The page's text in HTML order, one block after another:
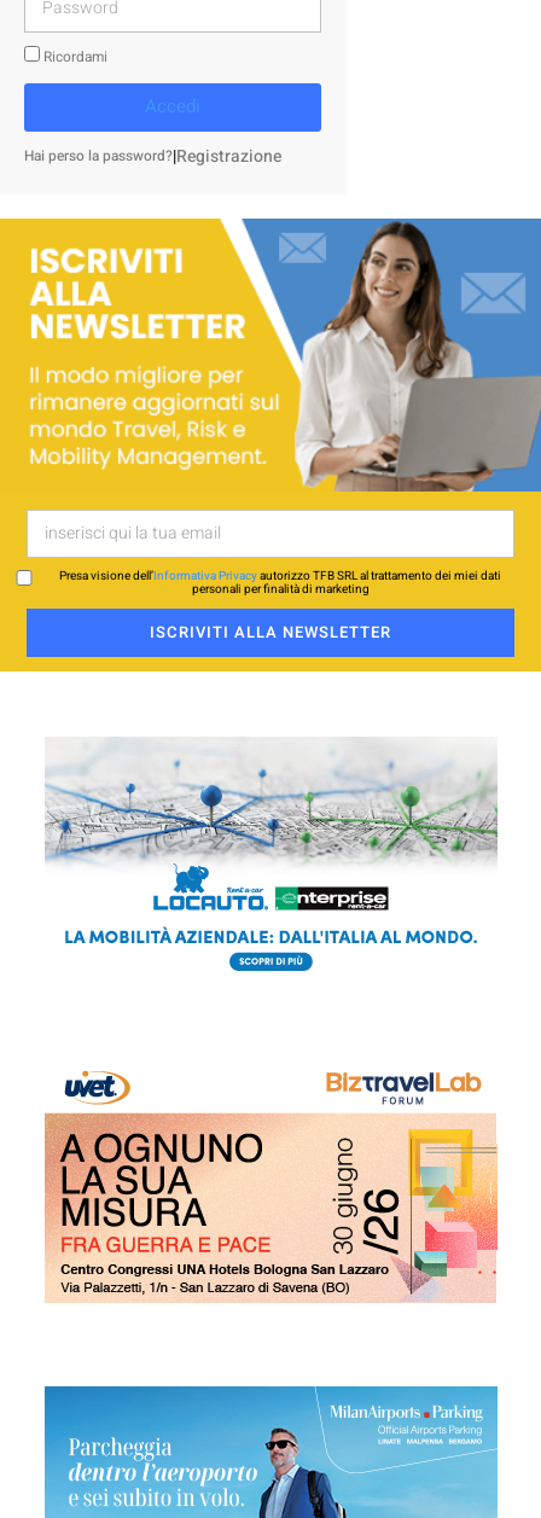
Ricordami
Accedi
Hai perso la password?|Registrazione
Presa visione dell’Informativa Privacyautorizzo TFB SRL al trattamento dei miei dati
personali per finalità di marketing
ISCRIVITI ALLA NEWSLETTER